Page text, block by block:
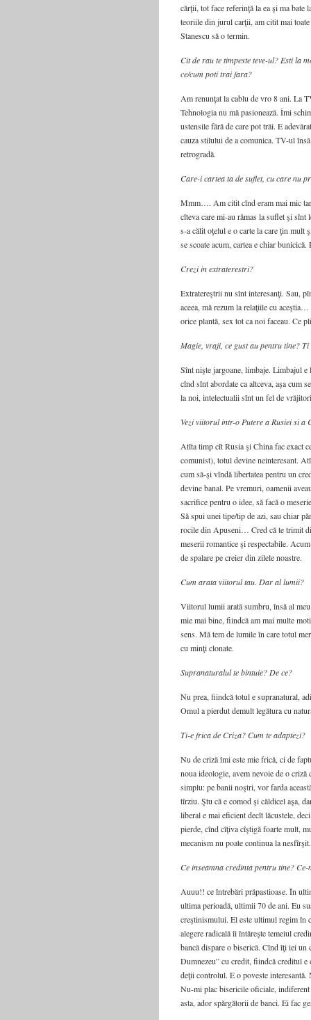
cărţii, tot face referinţă la ea şi ma bate
teoriile din jurul carţii, am citit mai toate
Stanescu să o termin.
Cit de rau te timpeste teve-ul? Esti la
ce/cum poti trai fara?
Am renunţat la cablu de vro 8 ani. La
Tehnologia nu mă pasionează. Îmi
ustensile fără de care pot trăi. E
cauza stilului de a comunica. TV-ul
retrogradă.
Care-i cartea ta de suflet, cu care nu
Mmm…. Am citit cînd eram mai mic
cîteva care mi-au rămas la suflet şi sînt
s-a călit oţelul e o carte la care ţin mult
se scoate acum, cartea e chiar
Crezi in extraterestri?
Extratereştrii nu sînt interesanţi. Sau,
aceea, mă rezum la relaţiile cu
orice plantă, sex tot ca noi faceau. Ce
Magie, vraji, ce gust au pentru tine?
Sînt nişte jargoane, limbaje. Limbajul e
cînd sînt abordate ca altceva, aşa cum
la noi, intelectualii sînt un fel de
Vezi viitorul intr-o Putere a Rusiei si a
Atîta timp cît Rusia şi China fac exact
comunist), totul devine neinteresant.
cum să-şi vîndă libertatea pentru un
devine banal. Pe vremuri, oamenii
sacrifice pentru o idee, să facă o
Să spui unei tipe/tip de azi, sau chiar
rocile din Apuseni… Cred că te trimit
meserii romantice şi respectabile.
de spalare pe creier din zilele noastre.
Cum arata viitorul tau. Dar al lumii?
Viitorul lumii arată sumbru, însă al
mie mai bine, fiindcă am mai multe
sens. Mă tem de lumile în care totul
cu minţi clonate.
Supranaturalul te bintuie? De ce?
Nu prea, fiindcă totul e supranatural,
Omul a pierdut demult legătura cu
Ti-e frica de Criza? Cum te adaptezi?
Nu de criză îmi este mie frică, ci de
noua ideologie, avem nevoie de o
simplu: pe banii noştri, vor farda
tîrziu. Ştu că e comod şi căldicel aşa,
liberal e mai eficient decît lăcustele,
pierde, cînd cîţiva cîştigă foarte mult,
mecanism nu poate continua la nesfîrşit.
Ce inseamna credinta pentru tine? Ce-
Auuu!! ce întrebări prăpastioase. În
ultima perioadă, ultimii 70 de ani. Eu
creştinismului. El este ultimul regim în
alegere radicală îi întăreşte temeiul
bancă dispare o biserică. Cînd îţi iei
Dumnezeu” cu credit, fiindcă creditul
deţii controlul. E o poveste interesantă.
Nu-mi plac bisericile oficiale, indiferent
asta, ador spărgătorii de banci. Ei fac